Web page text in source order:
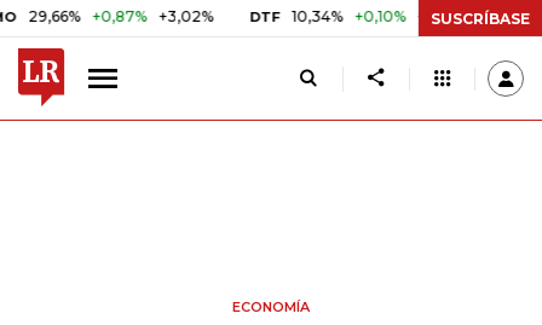
+0,87% +3,02% DTF 10,34% +0,10% +0,98% UVR $ 416,86
SUSCRÍBASE
ECONOMÍA